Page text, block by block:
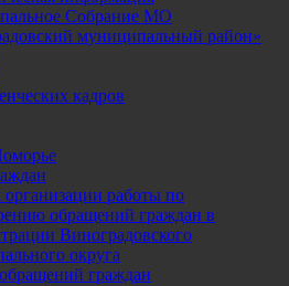
Собрание МО
муниципальный район»
кадров
работы по
обращений граждан в
Виноградовского
округа
граждан